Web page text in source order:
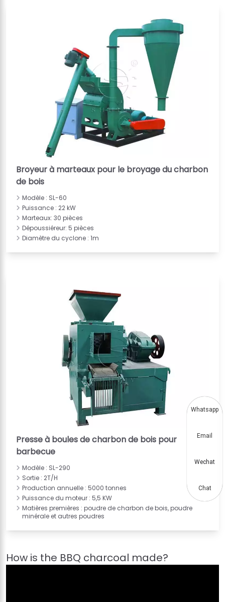
Broyeur à marteaux pour le broyage du charbon
de bois
Modèle : SL-60
Puissance : 22 kW
Marteaux: 30 pièces
Dépoussiéreur: 5 pièces
Diamètre du cyclone : 1m
Presse à boules de charbon de bois pour
barbecue
Modèle : SL-290
Sortie : 2T/H
Production annuelle : 5000 tonnes
Puissance du moteur : 5,5 KW
Matières premières : poudre de charbon de bois, poudre
minérale et autres poudres
Whatsapp
Email
Wechat
Chat